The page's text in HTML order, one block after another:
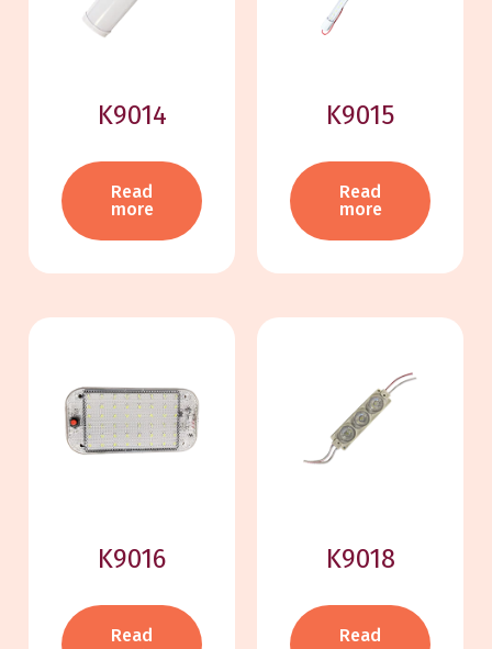
K9014
Read
more
K9015
Read
more
K9016
Read
K9018
Read